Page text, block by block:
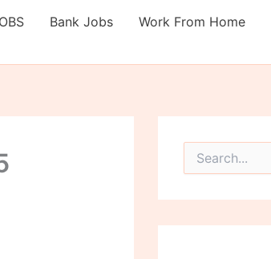
Bank Jobs Work From Home
r
h